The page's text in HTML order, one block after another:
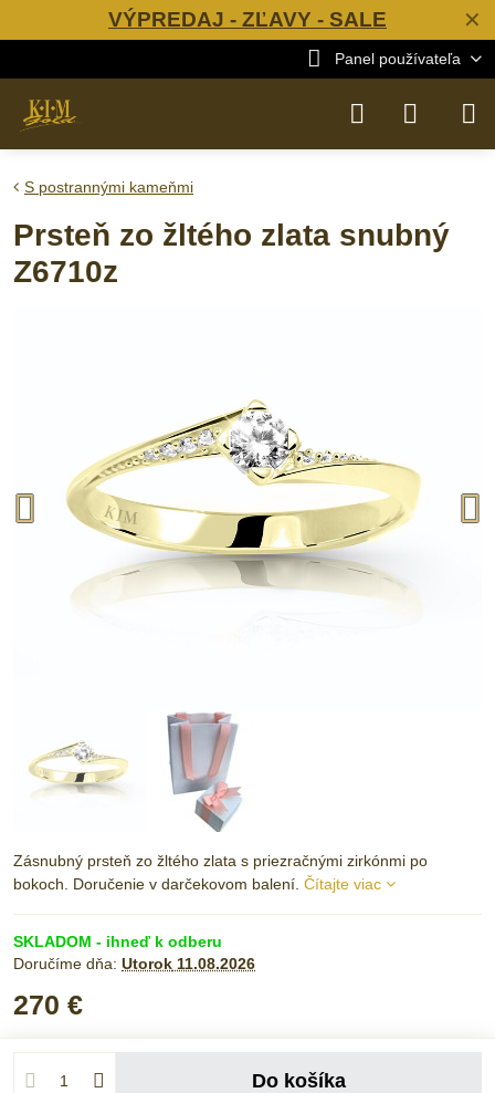
✕
VÝPREDAJ - ZĽAVY - SALE
Panel používateľa
S postrannými kameňmi
Prsteň zo žltého zlata snubný
Z6710z
Zásnubný prsteň zo žltého zlata s priezračnými zirkónmi po
bokoch. Doručenie v darčekovom balení. Čítajte viac
SKLADOM - ihneď k odberu
Doručíme dňa: Utorok 11.08.2026
270 €
Do košíka